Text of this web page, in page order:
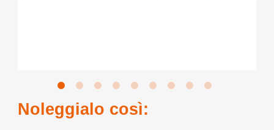
Noleggialo così: